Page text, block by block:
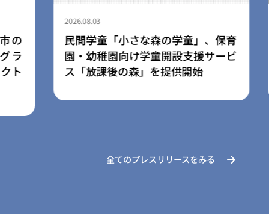
育
ビ
2026.08.03
ライフスタイルブランド「LIB」、
広島空港店を8月3日にリニューアル
オープン
全てのプレスリリースをみる